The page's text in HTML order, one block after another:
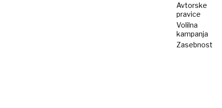
Avtorske
pravice
Volilna
kampanja
Zasebnost